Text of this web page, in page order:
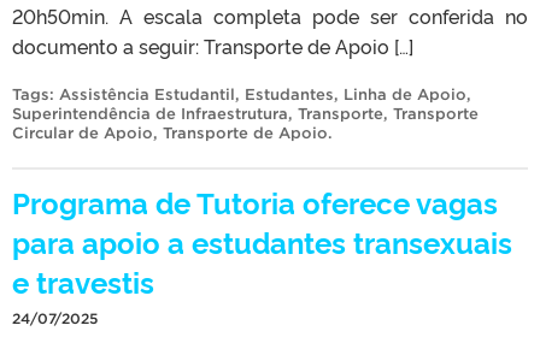
20h50min. A escala completa pode ser conferida no
documento a seguir: Transporte de Apoio […]
Tags: Assistência Estudantil, Estudantes, Linha de Apoio,
Superintendência de Infraestrutura, Transporte, Transporte
Circular de Apoio, Transporte de Apoio.
Programa de Tutoria oferece vagas
para apoio a estudantes transexuais
e travestis
24/07/2025